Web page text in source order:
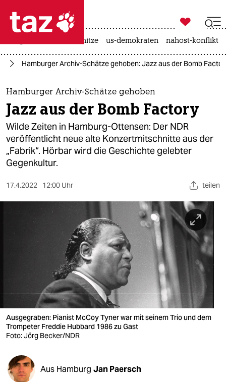
 taz zahl ich
taz zahl ich
themen
politik
öko
gesellschaft
kultur
sport
berlin
wahrheit
verlag
verlag
veranstaltungen
shop
fragen & hilfe

taz zahl ich
hitze us-demokraten nahost-konflikt
Hamburger Archiv-Schätze gehoben: Jazz aus der Bomb
Hamburger Archiv-Schätze gehoben
Jazz aus der Bomb Factory
Wilde Zeiten in Hamburg-Ottensen: Der NDR
veröffentlicht neue alte Konzertmitschnitte aus der
„Fabrik“. Hörbar wird die Geschichte gelebter
Gegenkultur.
17.4.2022 12:00 Uhr teilen
Ausgegraben: Pianist McCoy Tyner war mit seinem Trio und dem
Trompeter Freddie Hubbard 1986 zu Gast
Foto: Jörg Becker/NDR
Aus Hamburg Jan Paersch